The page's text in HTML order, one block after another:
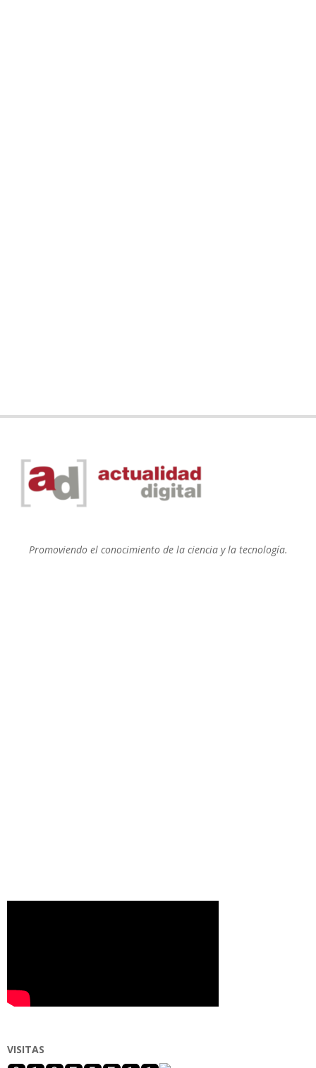
Promoviendo el conocimiento de la ciencia y la tecnología.
VISITAS